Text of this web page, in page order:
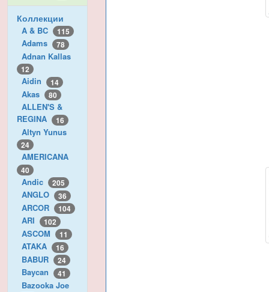
Коллекции
A & BC 115
Adams 78
Adnan Kallas
12
Aidin 14
Akas 80
ALLEN'S &
REGINA
16
Altyn Yunus
24
AMERICANA
40
Andic 205
ANGLO 36
ARCOR 104
ARI 102
ASCOM 11
ATAKA 16
BABUR 24
Baycan 41
Bazooka Joe